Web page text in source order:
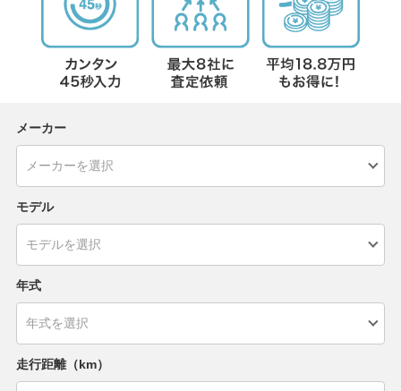
メーカー
モデル
年式
走行距離（km）